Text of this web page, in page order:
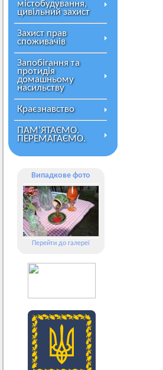
містобудування,
цивільний захист
Захист прав
споживачів
Запобігання та
протидія
домашньому
насильству
Краєзнавство
ПАМ’ЯТАЄМО.
ПЕРЕМАГАЄМО.
Випадкове фото
Перейти до галереї